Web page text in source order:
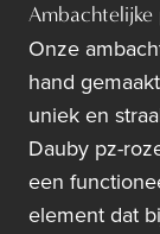
Onze
hand
uniek en
Dauby pz-
een
element dat